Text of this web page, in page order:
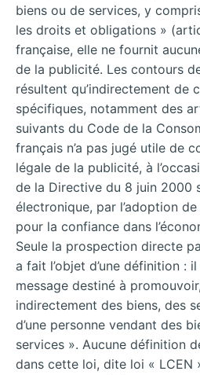
biens ou de services, y
les droits et obligations »
française, elle ne fournit
de la publicité. Les contours
résultent qu’indirectement de
spécifiques, notamment des
suivants du Code de la
français n’a pas jugé utile de
légale de la publicité, à
de la Directive du 8 juin 2000
électronique, par l’adoption
pour la confiance dans
Seule la prospection directe
a fait l’objet d’une définition :
message destiné à
indirectement des biens, des
d’une personne vendant des
services ». Aucune définition
dans cette loi, dite loi « LCEN